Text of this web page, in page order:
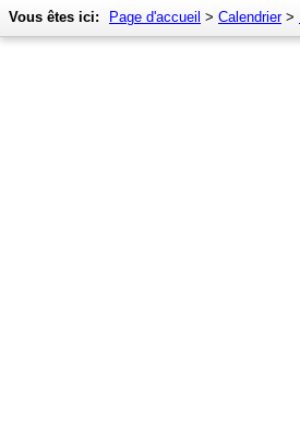
Vous êtes ici: Page d'accueil > Calendrier>